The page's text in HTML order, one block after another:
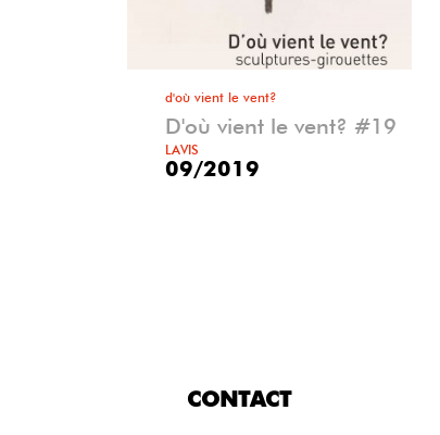
d'où vient le vent?
D'où vient le vent? #19
LAVIS
09/2019
CONTACT